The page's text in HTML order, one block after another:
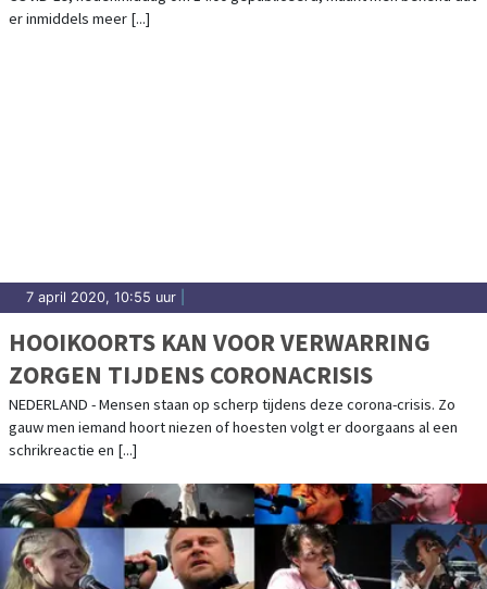
er inmiddels meer [...]
7 april 2020, 10:55 uur
HOOIKOORTS KAN VOOR VERWARRING
ZORGEN TIJDENS CORONACRISIS
NEDERLAND - Mensen staan op scherp tijdens deze corona-crisis. Zo
gauw men iemand hoort niezen of hoesten volgt er doorgaans al een
schrikreactie en [...]